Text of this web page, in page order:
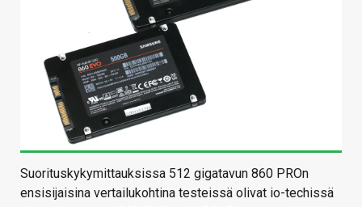
Suorituskykymittauksissa 512 gigatavun 860 PROn
ensisijaisina vertailukohtina testeissä olivat io-techissä